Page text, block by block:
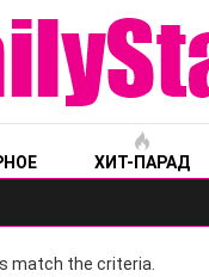
ХИТ-ПАРАД
match the criteria.